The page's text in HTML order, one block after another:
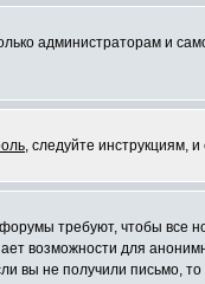
администраторам и
, следуйте инструкциям,
требуют, чтобы все
возможности для
вы не получили письмо,